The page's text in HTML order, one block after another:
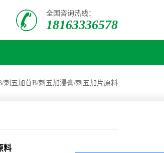
全国咨询热线：
18163336578
刺五加苷B/刺五加浸膏/刺五加片原料
料